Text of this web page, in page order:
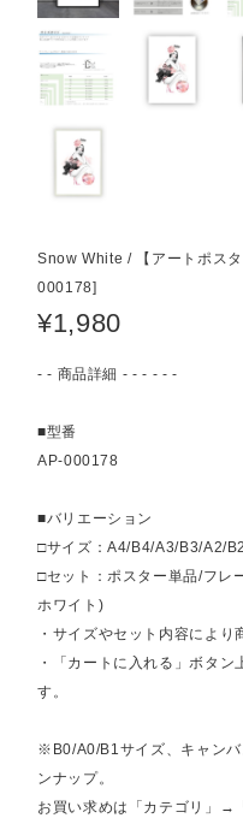
Snow White / 【アートポス
000178]
¥1,980
- - 商品詳細 - - - - - -
■型番
AP-000178
■バリエーション
□サイズ：A4/B4/A3/B3/A2/
□セット：ポスター単品/フレ
ホワイト)
・サイズやセット内容により
・「カートに入れる」ボタ
す。
※B0/A0/B1サイズ、キャンバ
ンナップ。
お買い求めは「カテゴリ」→